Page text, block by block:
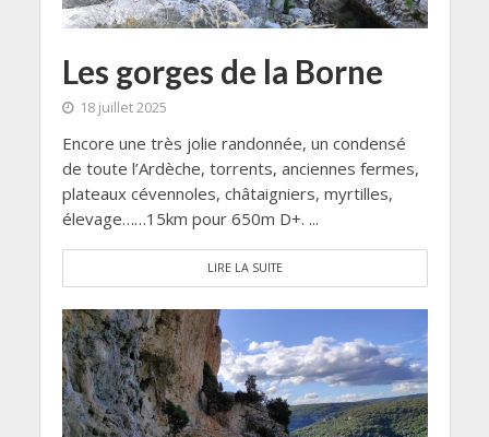
Les gorges de la Borne
18 juillet 2025
Encore une très jolie randonnée, un condensé
de toute l’Ardèche, torrents, anciennes fermes,
plateaux cévennoles, châtaigniers, myrtilles,
élevage……15km pour 650m D+. ...
LIRE LA SUITE